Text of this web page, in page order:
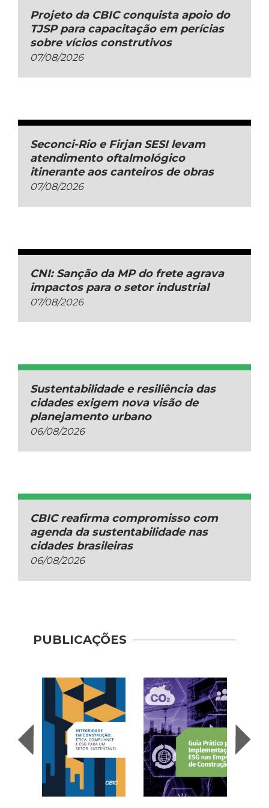
Projeto da CBIC conquista apoio do
TJSP para capacitação em perícias
sobre vícios construtivos
07/08/2026
Seconci-Rio e Firjan SESI levam
atendimento oftalmológico
itinerante aos canteiros de obras
07/08/2026
CNI: Sanção da MP do frete agrava
impactos para o setor industrial
07/08/2026
Sustentabilidade e resiliência das
cidades exigem nova visão de
planejamento urbano
06/08/2026
CBIC reafirma compromisso com
agenda da sustentabilidade nas
cidades brasileiras
06/08/2026
PUBLICAÇÕES